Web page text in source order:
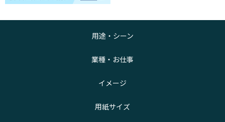
用途・シーン
業種・お仕事
イメージ
用紙サイズ